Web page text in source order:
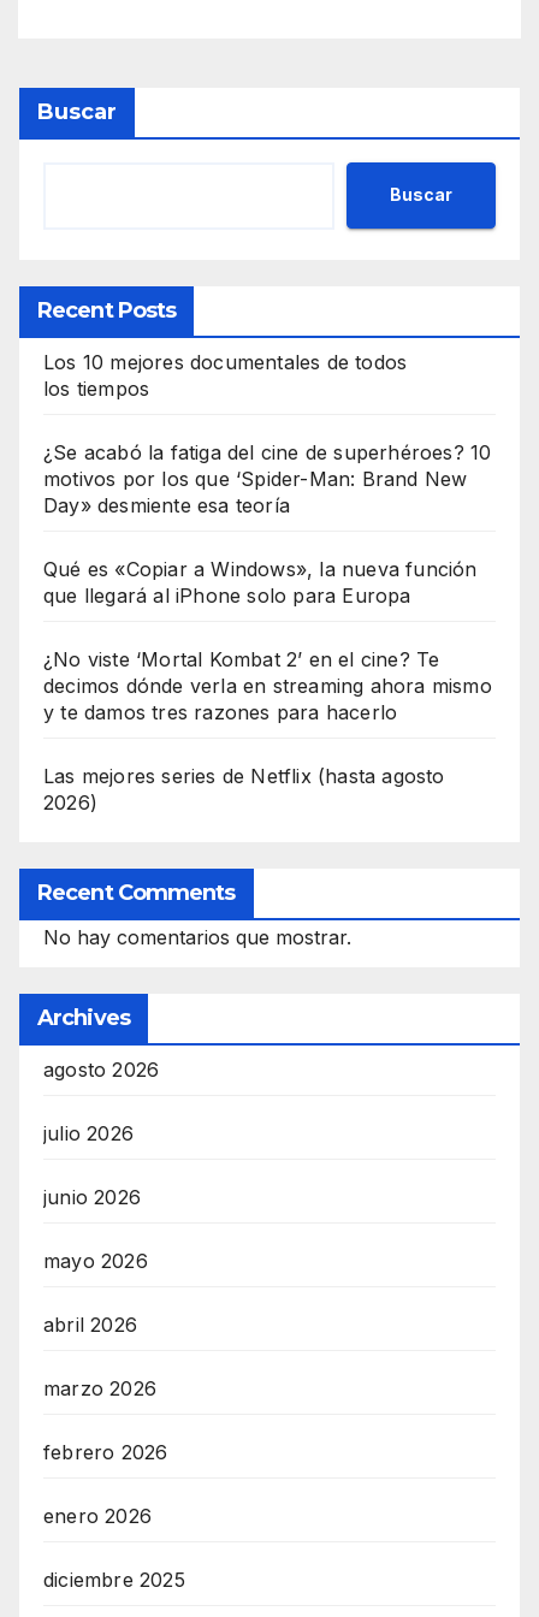
Buscar
Buscar
Recent Posts
Los 10 mejores documentales de todos
los tiempos
¿Se acabó la fatiga del cine de superhéroes? 10
motivos por los que ‘Spider-Man: Brand New
Day» desmiente esa teoría
Qué es «Copiar a Windows», la nueva función
que llegará al iPhone solo para Europa
¿No viste ‘Mortal Kombat 2’ en el cine? Te
decimos dónde verla en streaming ahora mismo
y te damos tres razones para hacerlo
Las mejores series de Netflix (hasta agosto
2026)
Recent Comments
No hay comentarios que mostrar.
Archives
agosto 2026
julio 2026
junio 2026
mayo 2026
abril 2026
marzo 2026
febrero 2026
enero 2026
diciembre 2025